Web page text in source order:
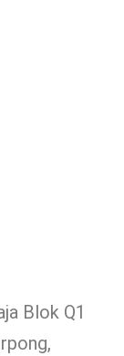
Blok Q1